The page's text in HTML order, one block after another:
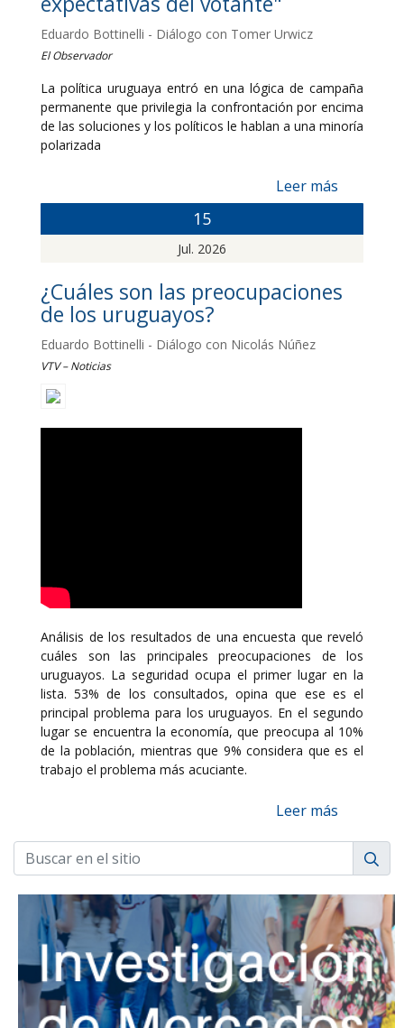
Eduardo Bottinelli - Diálogo con Tomer Urwicz
El Observador
La política uruguaya entró en una lógica de campaña
permanente que privilegia la confrontación por encima
de las soluciones y los políticos le hablan a una minoría
polarizada
Leer más
15
Jul. 2026
¿Cuáles son las preocupaciones
de los uruguayos?
Eduardo Bottinelli - Diálogo con Nicolás Núñez
VTV – Noticias
Análisis de los resultados de una encuesta que reveló
cuáles son las principales preocupaciones de los
uruguayos. La seguridad ocupa el primer lugar en la
lista. 53% de los consultados, opina que ese es el
principal problema para los uruguayos. En el segundo
lugar se encuentra la economía, que preocupa al 10%
de la población, mientras que 9% considera que es el
trabajo el problema más acuciante.
Leer más